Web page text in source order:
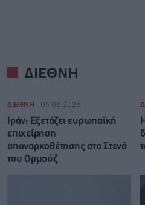
ΔΙΕΘΝΗ
ΔΙΕΘΝΗ 05.08.2026
Ιράν: Eξετάζει ευρωπαϊκή
επιχείρηση
αποναρκοθέτησης στα Στενά
του Ορμούζ